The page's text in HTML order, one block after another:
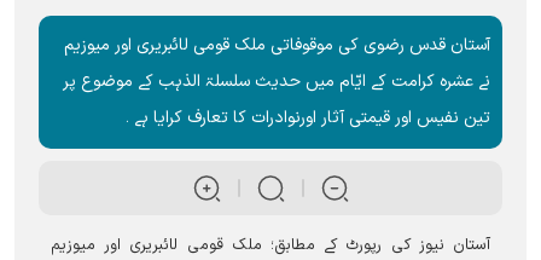
آستان قدس رضوی کی موقوفاتی ملک قومی لائبریری اور میوزیم
نے عشرہ کرامت کے ایّام میں حدیث سلسلۃ الذہب کے موضوع پر
تین نفیس اور قیمتی آثار اورنوادرات کا تعارف کرایا ہے ۔
آستان نیوز کی رپورٹ کے مطابق؛ ملک قومی لائبریری اور میوزیم